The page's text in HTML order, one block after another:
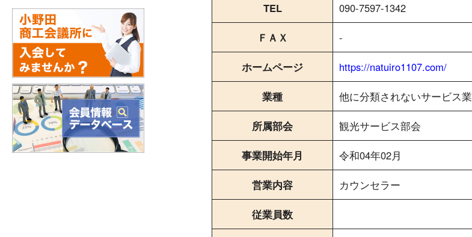
TEL 090-7597-1342
ＦＡＸ -
ホームページ https://natuiro1107.com/
業種 他に分類されないサービス業
所属部会 観光サービス部会
事業開始年月 令和04年02月
営業内容 カウンセラー
従業員数